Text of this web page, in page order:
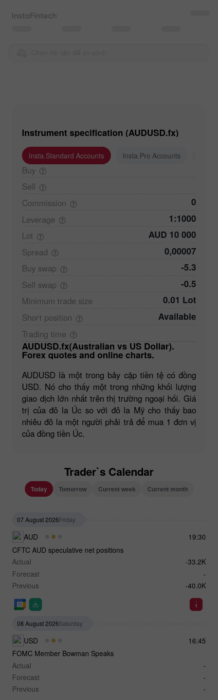
Instrument specification (AUDUSD.fx)
Insta.Standard Accounts Insta.Pro Accounts
Buy
Sell
Commission
0
Leverage 1:1000
Lot AUD 10 000
Spread 0,00007
Buy swap -5.3
Sell swap -0.5
Minimum trade size 0.01 Lot
Short position Available
Trading time
AUDUSD.fx(Australian vs US Dollar).
Forex quotes and online charts.
AUDUSD là một trong bảy cặp tiền tệ có đồng
USD. Nó cho thấy một trong những khối lượng
giao dịch lớn nhất trên thị trường ngoại hối. Giá
trị của đô la Úc so với đô la Mỹ cho thấy bao
nhiêu đô la một người phải trả để mua 1 đơn vị
của đồng tiền Úc.
Trader`s Calendar
Today Tomorrow Current week Current month
07 August 2026Friday
19:30
AUD
CFTC AUD speculative net positions
Actual
-33.2K
Forecast
-
Previous
-40.0K
08 August 2026Saturday
16:45
USD
FOMC Member Bowman Speaks
Actual
-
Forecast
-
Previous
-